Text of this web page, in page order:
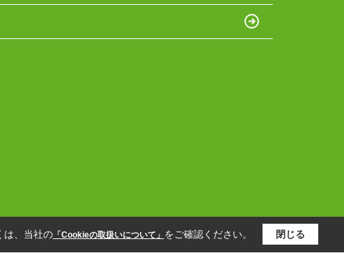
は、当社の「Cookieの取扱いについて」 をご確認ください。 閉じる